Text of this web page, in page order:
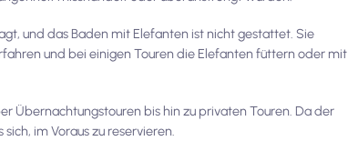
und das Baden mit Elefanten ist nicht gestattet. Sie
und bei einigen Touren die Elefanten füttern oder mit
Übernachtungstouren bis hin zu privaten Touren. Da der
im Voraus zu reservieren.